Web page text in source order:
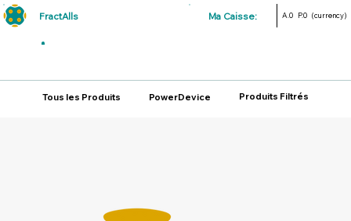
FractAlls Ma Caisse: A.0 P.0 (currency)
Tous les Produits PowerDevice Produits Filtrés